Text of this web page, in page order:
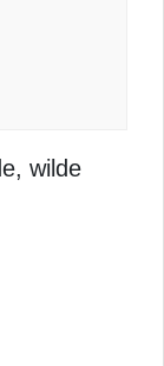
wilde